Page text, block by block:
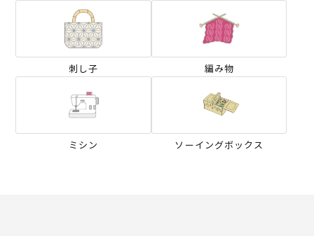
刺し子 編み物
ミシン ソーイングボックス